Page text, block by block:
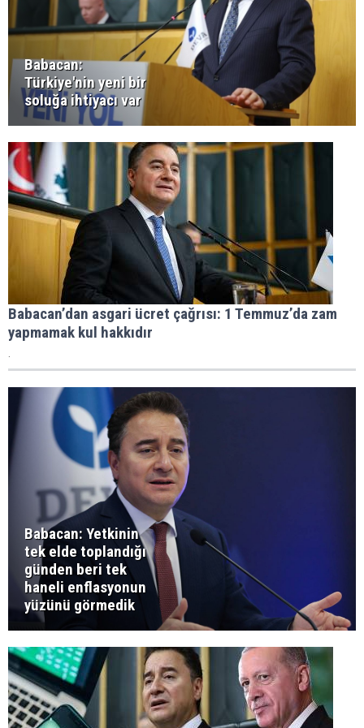
Babacan:
Türkiye'nin yeni bir
soluğa ihtiyacı var
Babacan’dan asgari ücret çağrısı: 1 Temmuz’da zam
yapmamak kul hakkıdır
.
Babacan: Yetkinin
tek elde toplandığı
günden beri tek
haneli enflasyonun
yüzünü görmedik